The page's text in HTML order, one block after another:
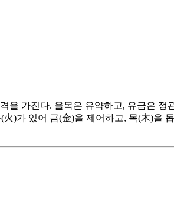
격을 가진다. 을목은 유약하고, 유금은
)가 있어 금(金)을 제어하고, 목(木)을